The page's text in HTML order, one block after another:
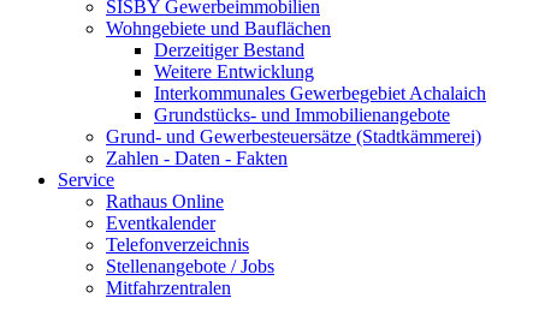
SISBY Gewerbeimmobilien
Wohngebiete und Bauflächen
Derzeitiger Bestand
Weitere Entwicklung
Interkommunales Gewerbegebiet Achalaich
Grundstücks- und Immobilienangebote
Grund- und Gewerbesteuersätze (Stadtkämmerei)
Zahlen - Daten - Fakten
Service
Rathaus Online
Eventkalender
Telefonverzeichnis
Stellenangebote / Jobs
Mitfahrzentralen